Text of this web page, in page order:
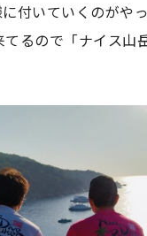
付いていくのがや
てるので「ナイス山